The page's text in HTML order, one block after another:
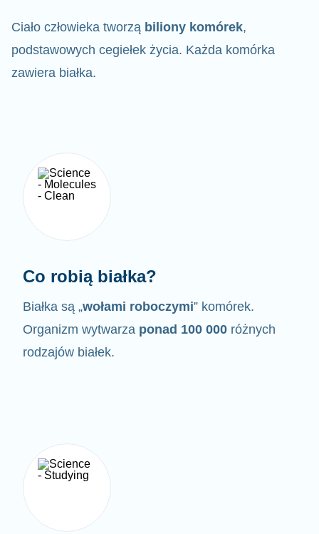
Ciało człowieka tworzą biliony komórek,
podstawowych cegiełek życia. Każda komórka
zawiera białka.
Co robią białka?
Białka są „wołami roboczymi” komórek.
Organizm wytwarza ponad 100 000 różnych
rodzajów białek.